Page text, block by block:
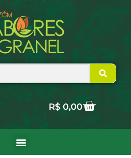
R$0,00Cart